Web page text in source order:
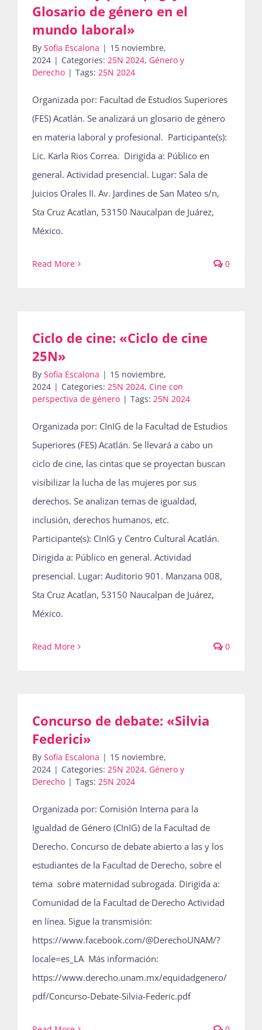
Glosario de género en el
mundo laboral»
By Sofia Escalona | 15 noviembre,
2024 | Categories: 25N 2024, Género y
Derecho | Tags: 25N 2024
Organizada por: Facultad de Estudios Superiores
(FES) Acatlán. Se analizará un glosario de género
en materia laboral y profesional. Participante(s):
Lic. Karla Rios Correa. Dirigida a: Público en
general. Actividad presencial. Lugar: Sala de
Juicios Orales II. Av. Jardines de San Mateo s/n,
Sta Cruz Acatlan, 53150 Naucalpan de Juárez,
México.
Read More 0
Ciclo de cine: «Ciclo de cine
25N»
By Sofia Escalona | 15 noviembre,
2024 | Categories: 25N 2024, Cine con
perspectiva de género | Tags: 25N 2024
Organizada por: CInIG de la Facultad de Estudios
Superiores (FES) Acatlán. Se llevará a cabo un
ciclo de cine, las cintas que se proyectan buscan
visibilizar la lucha de las mujeres por sus
derechos. Se analizan temas de igualdad,
inclusión, derechos humanos, etc.
Participante(s): CInIG y Centro Cultural Acatlán.
Dirigida a: Público en general. Actividad
presencial. Lugar: Auditorio 901. Manzana 008,
Sta Cruz Acatlan, 53150 Naucalpan de Juárez,
México.
Read More 0
Concurso de debate: «Silvia
Federici»
By Sofia Escalona | 15 noviembre,
2024 | Categories: 25N 2024, Género y
Derecho | Tags: 25N 2024
Organizada por: Comisión Interna para la
Igualdad de Género (CInIG) de la Facultad de
Derecho. Concurso de debate abierto a las y los
estudiantes de la Facultad de Derecho, sobre el
tema sobre maternidad subrogada. Dirigida a:
Comunidad de la Facultad de Derecho Actividad
en línea. Sigue la transmisión:
https://www.facebook.com/@DerechoUNAM/?
locale=es_LA Más información:
https://www.derecho.unam.mx/equidadgenero/
pdf/Concurso-Debate-Silvia-Federic.pdf